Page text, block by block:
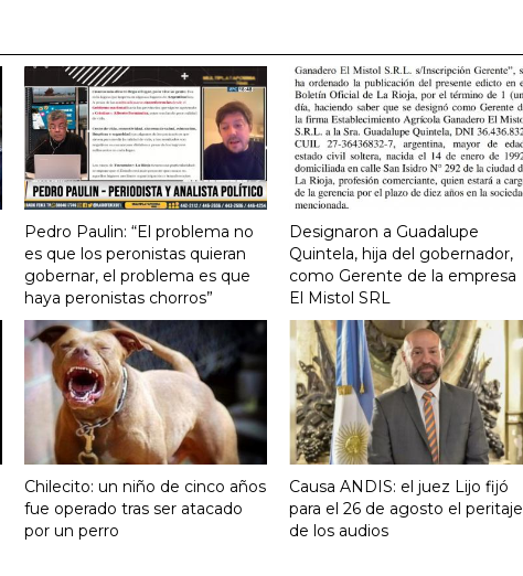
Pedro Paulin: “El problema no
es que los peronistas quieran
gobernar, el problema es que
haya peronistas chorros”
Designaron a Guadalupe
Quintela, hija del gobernador,
como Gerente de la empresa
El Mistol SRL
Chilecito: un niño de cinco años
fue operado tras ser atacado
por un perro
Causa ANDIS: el juez Lijo fijó
para el 26 de agosto el peritaje
de los audios